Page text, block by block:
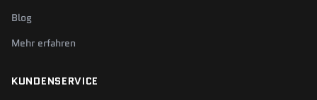
Blog
Mehr erfahren
KUNDENSERVICE